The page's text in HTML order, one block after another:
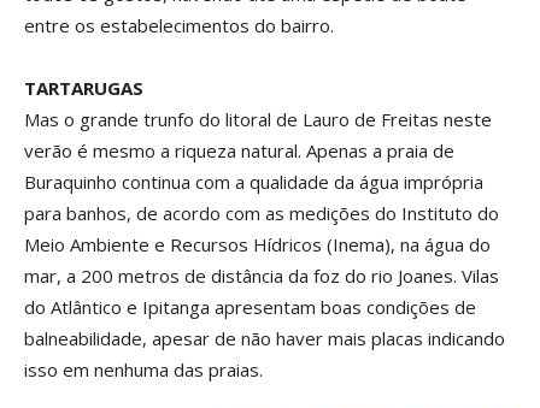
entre os estabelecimentos do bairro.
TARTARUGAS
Mas o grande trunfo do litoral de Lauro de Freitas neste
verão é mesmo a riqueza natural. Apenas a praia de
Buraquinho continua com a qualidade da água imprópria
para banhos, de acordo com as medições do Instituto do
Meio Ambiente e Recursos Hídricos (Inema), na água do
mar, a 200 metros de distância da foz do rio Joanes. Vilas
do Atlântico e Ipitanga apresentam boas condições de
balneabilidade, apesar de não haver mais placas indicando
isso em nenhuma das praias.